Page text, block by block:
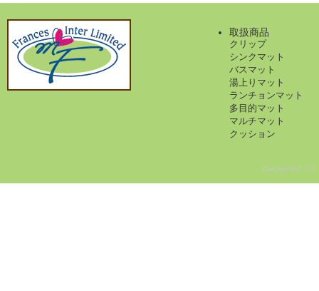
リ
ー
取扱商品
クリップ
シンクマット
バスマット
湯上りマット
ランチョンマット
多目的マット
マルチマット
クッション
Copyright(c) フ